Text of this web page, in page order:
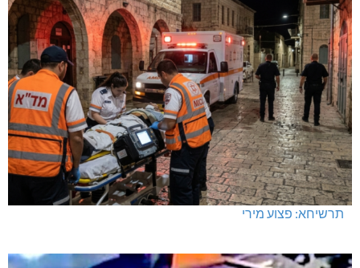
תרשיחא: פצוע מירי